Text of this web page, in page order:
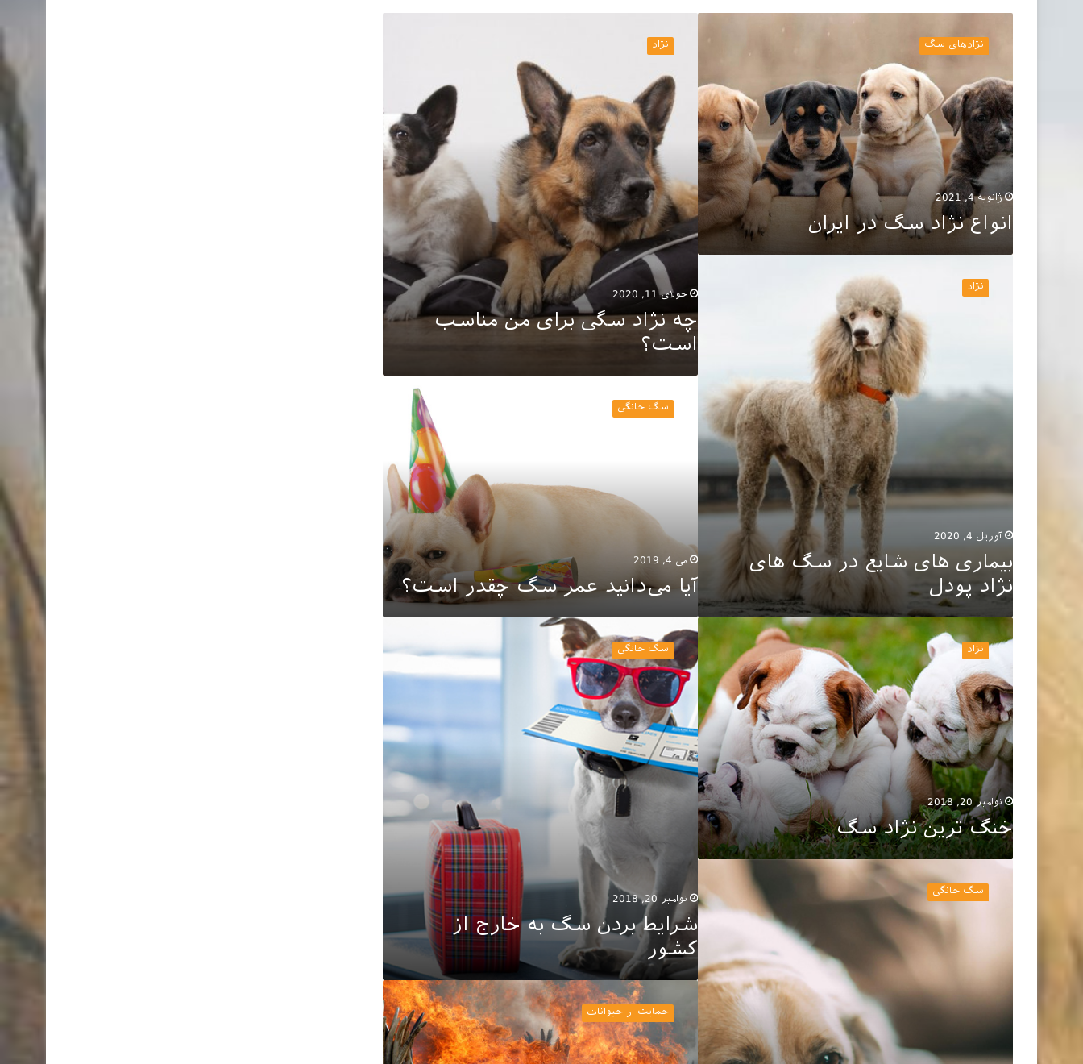
ایران
نژادهای سگ
ژانویه 4, 2021
انواع نژاد سگ در ایران
من
مناسب
است؟
نژاد
جولای 11, 2020
چه نژاد سگی برای من مناسب
است؟
نژاد
آوریل 4, 2020
بیماری های شایع در سگ های
نژاد پودل
می‌دانید
سگ
است؟
سگ خانگی
می 4, 2019
آیا می‌دانید عمر سگ چقدر است؟
خنگ
ترین
سگ
نژاد
نوامبر 20, 2018
خنگ ترین نژاد سگ
شرایط
بردن
سگ
به
خارج
از
کشور
سگ خانگی
نوامبر 20, 2018
شرایط بردن سگ به خارج از
کشور
سگ خانگی
تجارت
غیرقانونی
حیوانات
حمایت از حیوانات